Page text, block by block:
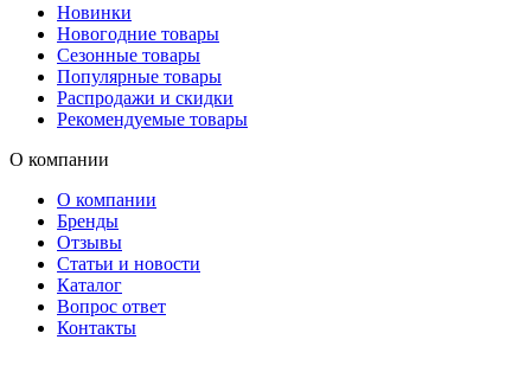
Новинки
Новогодние товары
Сезонные товары
Популярные товары
Распродажи и скидки
Рекомендуемые товары
О компании
О компании
Бренды
Отзывы
Статьи и новости
Каталог
Вопрос ответ
Контакты